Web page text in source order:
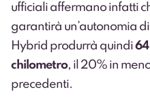
ufficiali affermano infatti
garantirà un’autonomia
Hybrid produrrà quindi
chilometro, il 20% in
precedenti.